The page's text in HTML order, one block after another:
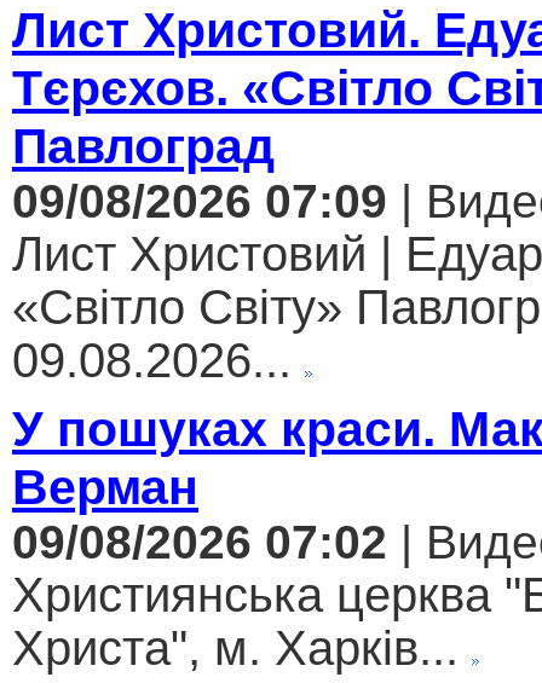
Лист Христовий.
Тєрєхов. «Світло
Павлоград
09/08/2026 07:09 |
Лист Христовий |
«Світло Світу»
09.08.2026...
У пошуках краси.
Верман
09/08/2026 07:02 |
Християнська церква
Христа", м. Харків...